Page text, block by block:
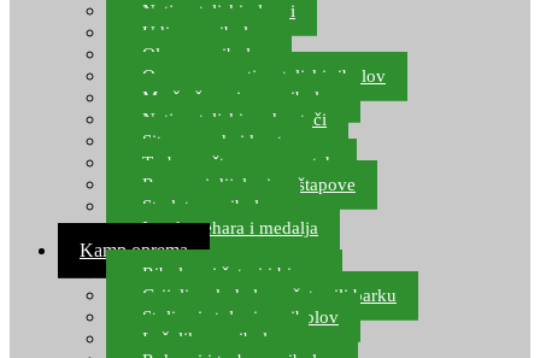
Natjecateljski plovci
Udice za ribolov
Olovo za ribolov
Oprema za natjecateljski ribolov
Mreže čuvarice za ribolov
Natjecateljski podmetači
Sito, posude i kante
Torbe za štapove – match
Rezervni dijelovi za štapove
Starlete za ribolov
Izrada pehara i medalja
Kamp oprema
Ribolovni šatori i bivvy
Grijalice, kuhala za šator ili barku
Stolice i stolovi za ribolov
Ležaljke za ribolov